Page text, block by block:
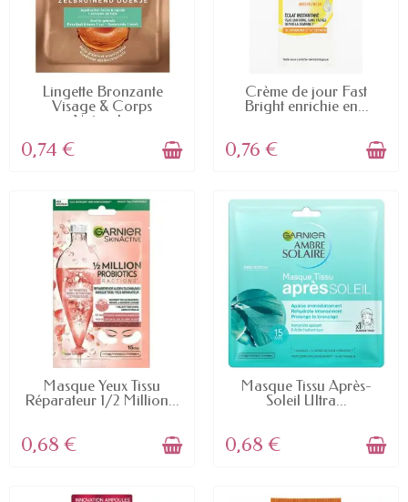
EN STOCK
Lingette Bronzante
Visage & Corps
Natural...
0,74 €
EN STOCK
Crème de jour Fast
Bright enrichie en...
0,76 €
EN STOCK
Masque Yeux Tissu
Réparateur 1/2 Million...
0,68 €
EN STOCK
Masque Tissu Après-
Soleil Ultra...
0,68 €